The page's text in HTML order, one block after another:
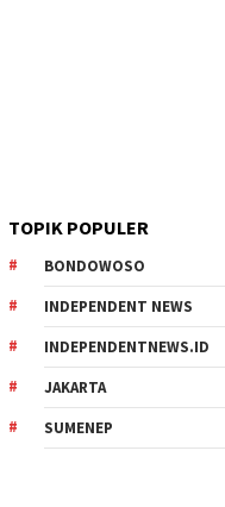
TOPIK POPULER
BONDOWOSO
INDEPENDENT NEWS
INDEPENDENTNEWS.ID
JAKARTA
SUMENEP